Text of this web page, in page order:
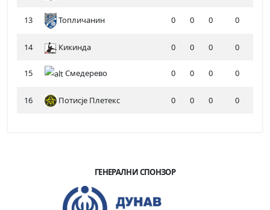
13 Топличанин 0 0 0 0
14 Кикинда 0 0 0 0
15 Смедерево 0 0 0 0
16 Потисје Плетекс 0 0 0 0
ГЕНЕРАЛНИ СПОНЗОР